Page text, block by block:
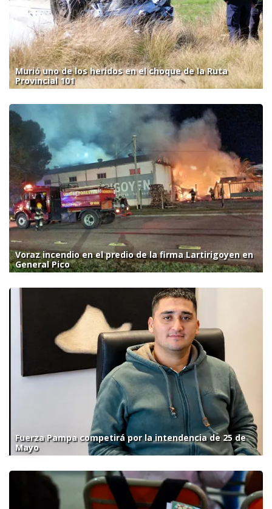
Murió uno de los heridos en el choque de la Ruta
Provincial 101
Voraz incendio en el predio de la firma Lartirigoyen en
General Pico
Fuerza Pampa competirá por la intendencia de 25 de
Mayo